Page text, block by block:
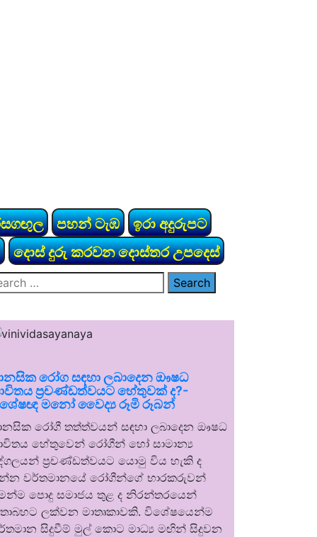
පහන් ටැඹ
ඉරා අදුරුපට
දොස් දුරු කරවන දොස්තර උපදෙස්
රෝග සඳහා ලබාදෙන ඖෂධ
ප්‍රචණ්ඩත්වයට හේතුවක් ද?-
මනෝ වෛද්‍ය රූමි රූබන්
රෝගී තත්ත්වයන් සඳහා ලබාදෙන ඖෂධ
හේතුවෙන් රෝගීන් හෝ සාමාන්‍ය
ප්‍රචණ්ඩත්වයට යොමු විය හැකි ද
වර්තමානයේ රෝගීන්ගේ භාරකරුවන්
පොදු සමාජය තුළ ද නිරන්තරයෙන්
ලක්වන මාතෘකාවකි. විශේෂයෙන්ම
සිදුවීම් මුල් කොට මාධ්‍ය මඟින් සිදුවන